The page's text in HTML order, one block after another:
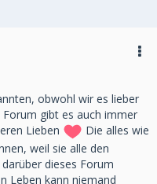
obwohl wir es lieber
gibt es auch immer
Lieben
Die alles wie
weil sie alle den
dieses Forum
Leben kann niemand